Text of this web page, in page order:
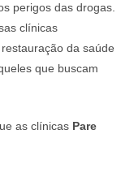
perigos das drogas.
clínicas
da saúde
que buscam
as clínicas Pare